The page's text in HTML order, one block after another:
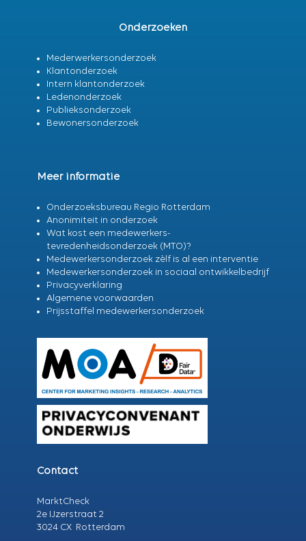
Onderzoeken
Mederwerkersonderzoek
Klantonderzoek
Intern klantonderzoek
Ledenonderzoek
Publieksonderzoek
Bewonersonderzoek
Meer informatie
Onderzoeksbureau Regio Rotterdam
Anonimiteit in onderzoek
Wat kost een medewerkers-
tevredenheidsonderzoek (MTO)?
Medewerkersonderzoek zèlf is al een interventie
Medewerkersonderzoek in sociaal ontwikkelbedrijf
Privacyverklaring
Algemene voorwaarden
Prijsstaffel medewerkersonderzoek
Contact
MarktCheck
2e IJzerstraat 2
3024 CX Rotterdam